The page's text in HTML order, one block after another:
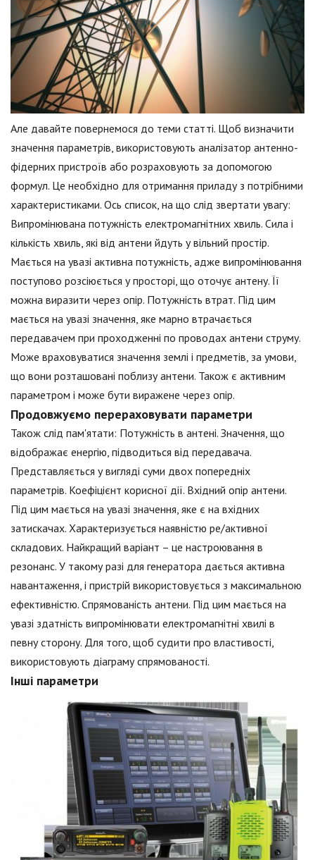
Але давайте повернемося до теми статті. Щоб визначити
значення параметрів, використовують аналізатор антенно-
фідерних пристроїв або розраховують за допомогою
формул. Це необхідно для отримання приладу з потрібними
характеристиками. Ось список, на що слід звертати увагу:
Випромінювана потужність електромагнітних хвиль. Сила і
кількість хвиль, які від антени йдуть у вільний простір.
Мається на увазі активна потужність, адже випромінювання
поступово розсіюється у просторі, що оточує антену. Її
можна виразити через опір. Потужність втрат. Під цим
мається на увазі значення, яке марно втрачається
передавачем при проходженні по проводах антени струму.
Може враховуватися значення землі і предметів, за умови,
що вони розташовані поблизу антени. Також є активним
параметром і може бути виражене через опір.
Продовжуємо перераховувати параметри
Також слід пам'ятати: Потужність в антені. Значення, що
відображає енергію, підводиться від передавача.
Представляється у вигляді суми двох попередніх
параметрів. Коефіцієнт корисної дії. Вхідний опір антени.
Під цим мається на увазі значення, яке є на вхідних
затискачах. Характеризується наявністю ре/активної
складових. Найкращий варіант – це настроювання в
резонанс. У такому разі для генератора дається активна
навантаження, і пристрій використовується з максимальною
ефективністю. Спрямованість антени. Під цим мається на
увазі здатність випромінювати електромагнітні хвилі в
певну сторону. Для того, щоб судити про властивості,
використовують діаграму спрямованості.
Інші параметри